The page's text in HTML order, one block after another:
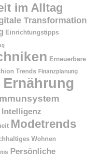
im Alltag
Transformation
Einrichtungstipps
Erneuerbare
Trends Finanzplanung
Modetrends
Wohnen
Persönliche